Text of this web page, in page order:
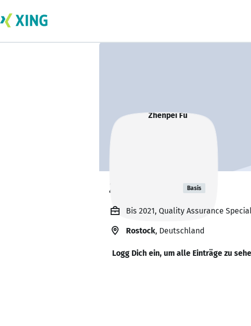
Zhenpei Fu Basis
Bis 2021, Quality Assurance
Rostock, Deutschland
Logg Dich ein, um alle Einträge zu